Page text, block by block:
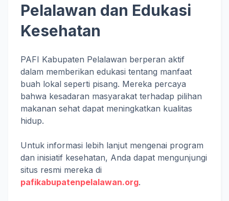
Pelalawan dan Edukasi
Kesehatan
PAFI Kabupaten Pelalawan berperan aktif
dalam memberikan edukasi tentang manfaat
buah lokal seperti pisang. Mereka percaya
bahwa kesadaran masyarakat terhadap pilihan
makanan sehat dapat meningkatkan kualitas
hidup.
Untuk informasi lebih lanjut mengenai program
dan inisiatif kesehatan, Anda dapat mengunjungi
situs resmi mereka di
pafikabupatenpelalawan.org.